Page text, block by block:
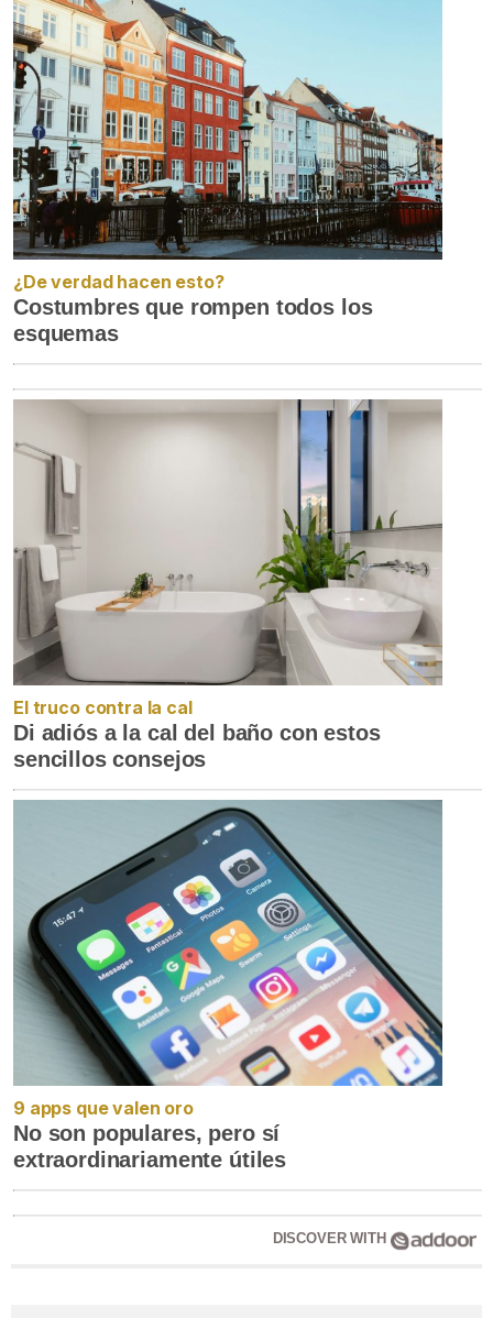
¿De verdad hacen esto?
Costumbres que rompen todos los
esquemas
El truco contra la cal
Di adiós a la cal del baño con estos
sencillos consejos
9 apps que valen oro
No son populares, pero sí
extraordinariamente útiles
DISCOVER WITH